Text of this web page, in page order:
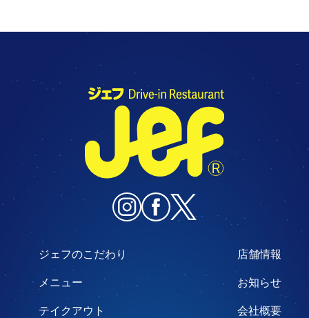
ジェフのこだわり
メニュー
テイクアウト
店舗情報
お知らせ
会社概要